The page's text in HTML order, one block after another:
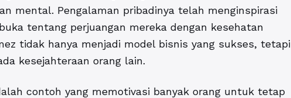
mental. Pengalaman pribadinya telah menginspirasi
tentang perjuangan mereka dengan kesehatan
tidak hanya menjadi model bisnis yang sukses, tetapi
kesejahteraan orang lain.
contoh yang memotivasi banyak orang untuk tetap